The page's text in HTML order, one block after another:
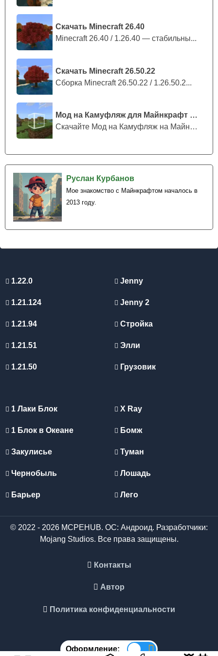
Скачать Minecraft 26.40
Minecraft 26.40 / 1.26.40 — стабильны...
Скачать Minecraft 26.50.22
Сборка Minecraft 26.50.22 / 1.26.50.2...
Мод на Камуфляж для Майнкрафт ПЕ
Скачайте Мод на Камуфляж на Майнкрафт...
Руслан Курбанов
Мое знакомство с Майнкрафтом началось в
2013 году.
1.22.0
1.21.124
1.21.94
1.21.51
1.21.50
Jenny
Jenny 2
Стройка
Элли
Грузовик
1 Лаки Блок
1 Блок в Океане
Закулисье
Чернобыль
Барьер
X Ray
Бомж
Туман
Лошадь
Лего
© 2022 - 2026 MCPEHUB. ОС: Андроид. Разработчики:
Mojang Studios. Все права защищены.
Контакты
Автор
Политика конфиденциальности
Оформление: